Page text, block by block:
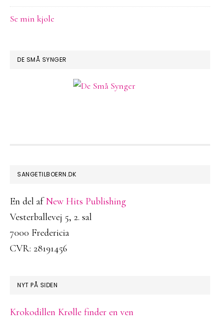
Se min kjole
DE SMÅ SYNGER
FOOTER
SANGETILBOERN.DK
En del afNew Hits Publishing
Vesterballevej 5, 2. sal
7000 Fredericia
CVR: 28191456
NYT PÅ SIDEN
Krokodillen Krølle finder en ven